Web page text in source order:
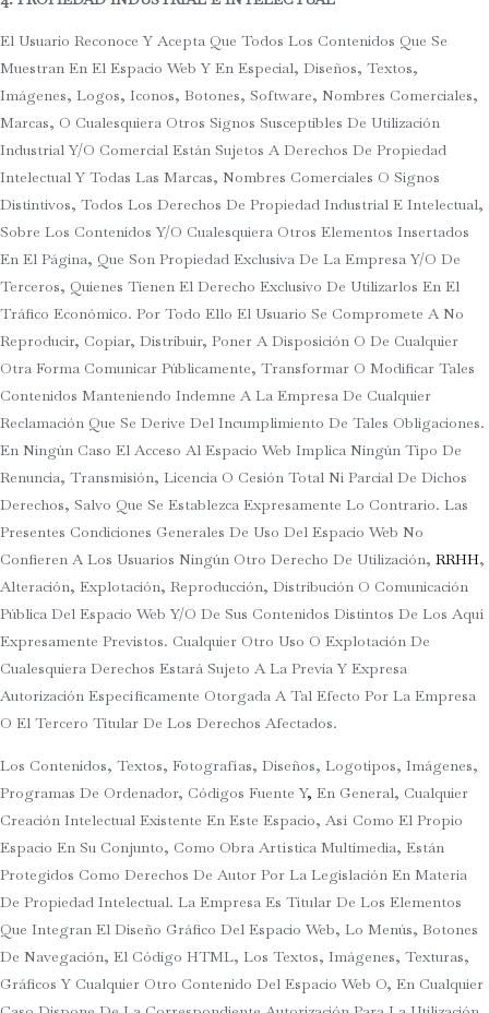
El Usuario Reconoce Y Acepta Que Todos Los Contenidos Que Se
Muestran En El Espacio Web Y En Especial, Diseños, Textos,
Imágenes, Logos, Iconos, Botones, Software, Nombres Comerciales,
Marcas, O Cualesquiera Otros Signos Susceptibles De Utilización
Industrial Y/o Comercial Están Sujetos A Derechos De Propiedad
Intelectual Y Todas Las Marcas, Nombres Comerciales O Signos
Distintivos, Todos Los Derechos De Propiedad Industrial E Intelectual,
Sobre Los Contenidos Y/o Cualesquiera Otros Elementos Insertados
En El Página, Que Son Propiedad Exclusiva De La Empresa Y/o De
Terceros, Quienes Tienen El Derecho Exclusivo De Utilizarlos En El
Tráfico Económico. Por Todo Ello El Usuario Se Compromete A No
Reproducir, Copiar, Distribuir, Poner A Disposición O De Cualquier
Otra Forma Comunicar Públicamente, Transformar O Modificar Tales
Contenidos Manteniendo Indemne A La Empresa De Cualquier
Reclamación Que Se Derive Del Incumplimiento De Tales Obligaciones.
En Ningún Caso El Acceso Al Espacio Web Implica Ningún Tipo De
Renuncia, Transmisión, Licencia O Cesión Total Ni Parcial De Dichos
Derechos, Salvo Que Se Establezca Expresamente Lo Contrario. Las
Presentes Condiciones Generales De Uso Del Espacio Web No
Confieren A Los Usuarios Ningún Otro Derecho De Utilización, RRHH,
Alteración, Explotación, Reproducción, Distribución O Comunicación
Pública Del Espacio Web Y/o De Sus Contenidos Distintos De Los Aquí
Expresamente Previstos. Cualquier Otro Uso O Explotación De
Cualesquiera Derechos Estará Sujeto A La Previa Y Expresa
Autorización Específicamente Otorgada A Tal Efecto Por La Empresa
O El Tercero Titular De Los Derechos Afectados.
Los Contenidos, Textos, Fotografías, Diseños, Logotipos, Imágenes,
Programas De Ordenador, Códigos Fuente Y, En General, Cualquier
Creación Intelectual Existente En Este Espacio, Así Como El Propio
Espacio En Su Conjunto, Como Obra Artística Multimedia, Están
Protegidos Como Derechos De Autor Por La Legislación En Materia
De Propiedad Intelectual. La Empresa Es Titular De Los Elementos
Que Integran El Diseño Gráfico Del Espacio Web, Lo Menús, Botones
De Navegación, El Código HTML, Los Textos, Imágenes, Texturas,
Gráficos Y Cualquier Otro Contenido Del Espacio Web O, En Cualquier